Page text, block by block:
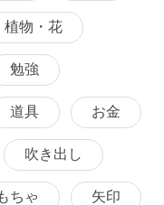
植物・花
勉強
道具 お金
吹き出し
ちゃ 矢印